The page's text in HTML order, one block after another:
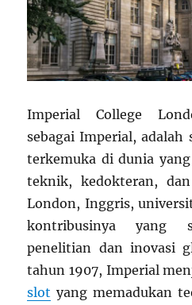
Imperial College
sebagai Imperial, adalah
terkemuka di dunia
teknik, kedokteran,
London, Inggris,
kontribusinya yang
penelitian dan inovasi
tahun 1907, Imperial
slot yang memadukan